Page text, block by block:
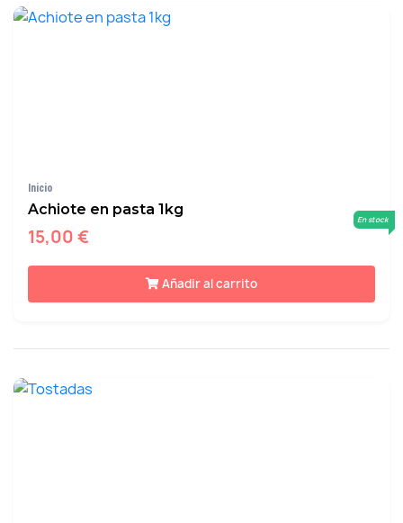
Inicio
Achiote en pasta 1kg
15,00 €
En stock
Añadir al carrito